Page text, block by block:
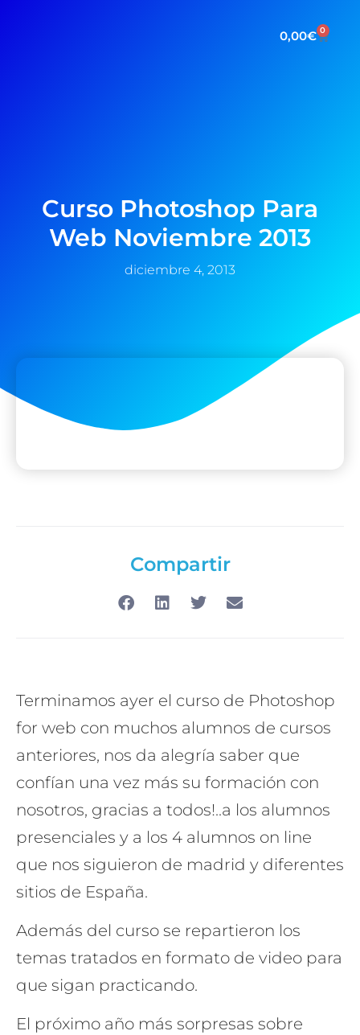
0,00€ 0
Curso Photoshop Para
Web Noviembre 2013
diciembre 4, 2013
Compartir
Terminamos ayer el curso de Photoshop
for web con muchos alumnos de cursos
anteriores, nos da alegría saber que
confían una vez más su formación con
nosotros, gracias a todos!..a los alumnos
presenciales y a los 4 alumnos on line
que nos siguieron de madrid y diferentes
sitios de España.
Además del curso se repartieron los
temas tratados en formato de video para
que sigan practicando.
El próximo año más sorpresas sobre